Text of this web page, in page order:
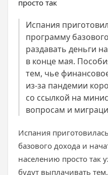
Испания
программу
раздавать деньги
в конце мая.
тем, чье
из-за пандемии
со ссылкой на
вопросам и
Испания
базового дохода и
населению просто так
будут выплачивать